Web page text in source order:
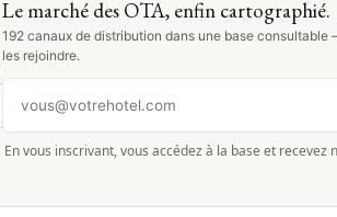
Le marché des OTA, enfin cartographié.
192 canaux de distribution dans une base consultable
les rejoindre.
En vous inscrivant, vous accédez à la base et